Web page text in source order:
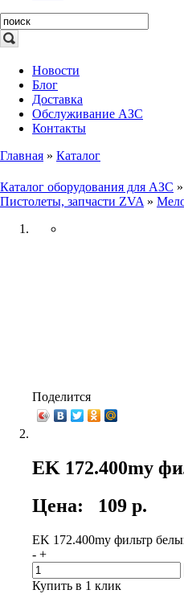
Новости
Блог
Доставка
Обслуживание АЗС
Контакты
Главная » Каталог
Каталог оборудования для АЗС »
Пистолеты, запчасти ZVA »
Поделится
EK 172.400my
Цена:
109 р.
EK 172.400my фильтр
- +
Купить в 1 клик